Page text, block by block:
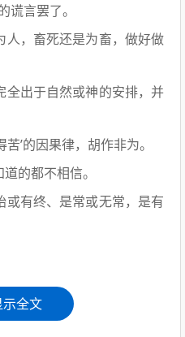
谎言罢了。
，畜死还是为畜，做好做
出于自然或神的安排，并
’的因果律，胡作非为。
的都不相信。
有终、是常或无常，是有
示全文